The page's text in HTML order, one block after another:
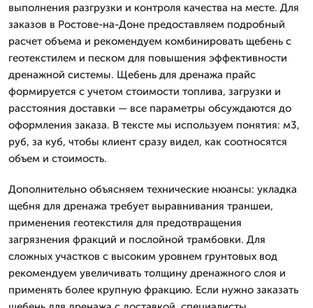
выполнения разгрузки и контроля качества на месте. Для
заказов в Ростове-на-Доне предоставляем подробный
расчет объема и рекомендуем комбинировать щебень с
геотекстилем и песком для повышения эффективности
дренажной системы. Щебень для дренажа прайс
формируется с учетом стоимости топлива, загрузки и
расстояния доставки — все параметры обсуждаются до
оформления заказа. В тексте мы используем понятия: м3,
руб, за куб, чтобы клиент сразу видел, как соотносятся
объем и стоимость.
Дополнительно объясняем технические нюансы: укладка
щебня для дренажа требует выравнивания траншеи,
применения геотекстиля для предотвращения
загрязнения фракций и послойной трамбовки. Для
сложных участков с высоким уровнем грунтовых вод
рекомендуем увеличивать толщину дренажного слоя и
применять более крупную фракцию. Если нужно заказать